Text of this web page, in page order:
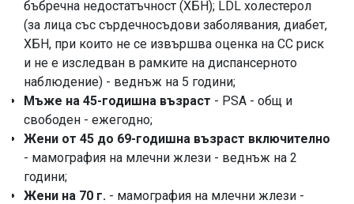
бъбречна недостатъчност (ХБН); LDL холестерол
(за лица със сърдечносъдови заболявания, диабет,
ХБН, при които не се извършва оценка на СС риск
и не е изследван в рамките на диспансерното
наблюдение) - веднъж на 5 години;
Мъже на 45-годишна възраст - PSA - общ и
свободен - ежегодно;
Жени от 45 до 69-годишна възраст включително
- мамография на млечни жлези - веднъж на 2
години;
Жени на 70 г. - мамография на млечни жлези -